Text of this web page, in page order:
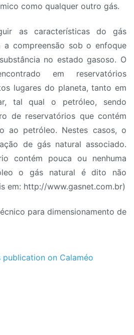
como qualquer outro gás.
as características do gás
a compreensão sob o enfoque
no estado gasoso. O
em reservatórios
lugares do planeta, tanto em
tal qual o petróleo, sendo
de reservatórios que contém
ao petróleo. Nestes casos, o
de gás natural associado.
contém pouca ou nenhuma
o gás natural é dito não
em: http://www.gasnet.com.br)
para dimensionamento de
publication on Calaméo